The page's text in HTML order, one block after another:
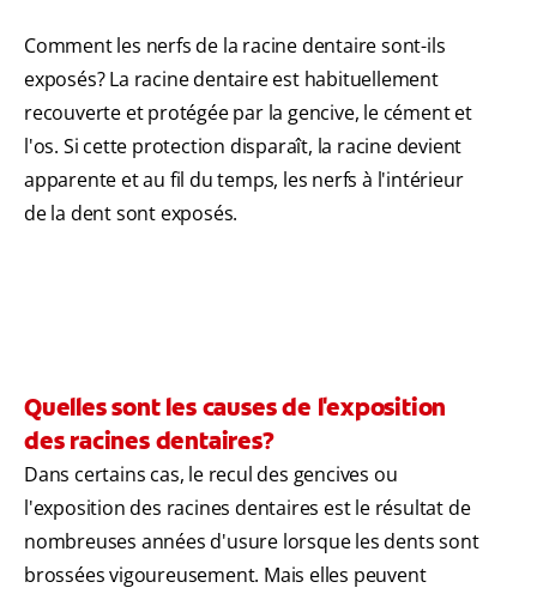
Comment les nerfs de la racine dentaire sont-ils
exposés? La racine dentaire est habituellement
recouverte et protégée par la gencive, le cément et
l'os. Si cette protection disparaît, la racine devient
apparente et au fil du temps, les nerfs à l'intérieur
de la dent sont exposés.
Quelles sont les causes de l'exposition
des racines dentaires?
Dans certains cas, le recul des gencives ou
l'exposition des racines dentaires est le résultat de
nombreuses années d'usure lorsque les dents sont
brossées vigoureusement. Mais elles peuvent